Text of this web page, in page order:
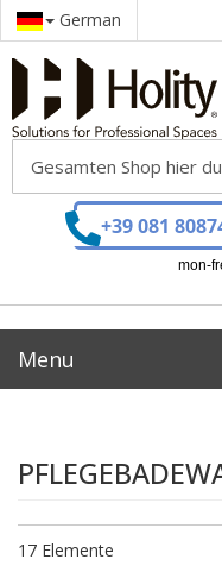
German
+39 081
mon-
Menu
17 Elemente